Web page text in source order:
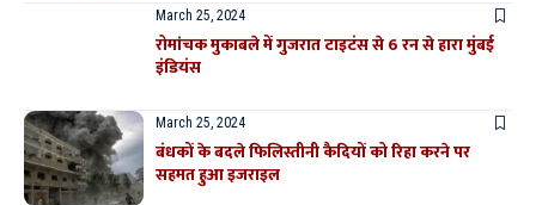
March 25, 2024
रोमांचक मुकाबले में गुजरात टाइटंस से 6 रन से हारा मुंबई
इंडियंस
March 25, 2024
बंधकों के बदले फिलिस्तीनी कैदियों को रिहा करने पर
सहमत हुआ इजराइल